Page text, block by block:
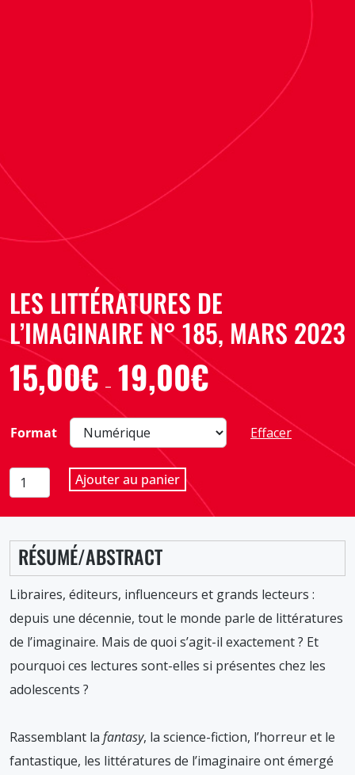
LES LITTÉRATURES DE
L’IMAGINAIRE N° 185, MARS 2023
15,00€ – 19,00€Plage
prix :
15,00€
Format Effacer
quantité
de
Les
de
l'imaginaire
N°
185,
mars
2023
Ajouter au panier
RÉSUMÉ/ABSTRACT
Libraires, éditeurs, influenceurs et grands lecteurs :
depuis une décennie, tout le monde parle de littératures
de l’imaginaire. Mais de quoi s’agit-il exactement ? Et
pourquoi ces lectures sont-elles si présentes chez les
adolescents ?
Rassemblant la fantasy, la science-fiction, l’horreur et le
fantastique, les littératures de l’imaginaire ont émergé